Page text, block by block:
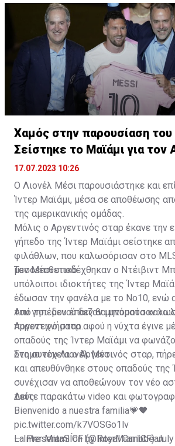
Χαμός στην παρουσίαση
Σείστηκε το Μαϊάμι για τον
σταρ
17.07.2023 10:26
Ο Λιονέλ Μέσι παρουσιάστηκε και
Ίντερ Μαϊάμι, μέσα σε αποθέωσης
της αμερικανικής ομάδας.
Μόλις ο Αργεντινός σταρ έκανε την
γήπεδο της Ίντερ Μαϊάμι σείστηκε
φιλάθλων, που καλωσόρισαν στο
μεσοεπιθετικό.
Τον Μέσι υποδέχθηκαν ο Ντέιβιντ
υπόλοιποι ιδιοκτήτες της Ίντερ
έδωσαν την φανέλα με το Νο10, ενώ
του γηπέδου έπαιζαν μηνύματα
Αργεντινό σταρ.
Από το... μενού δεν θα μπορούσαν να
πυροτεχνήματα αφού η νύχτα έγινε
οπαδούς της Ίντερ Μαϊάμι να
όνομα του Λιονέλ Μέσι.
Στη συνέχεια ο Αργεντινός σταρ,
και απευθύνθηκε στους οπαδούς της
συνέχισαν να αποθεώνουν τον νέο
τους.
Δείτε παρακάτω video και
Bienvenido a nuestra familia💗🖤
pic.twitter.com/k7VOSGo1lv
— Inter Miami CF (@InterMiamiCF)July
La PresentaSÍon by Royal Caribbean